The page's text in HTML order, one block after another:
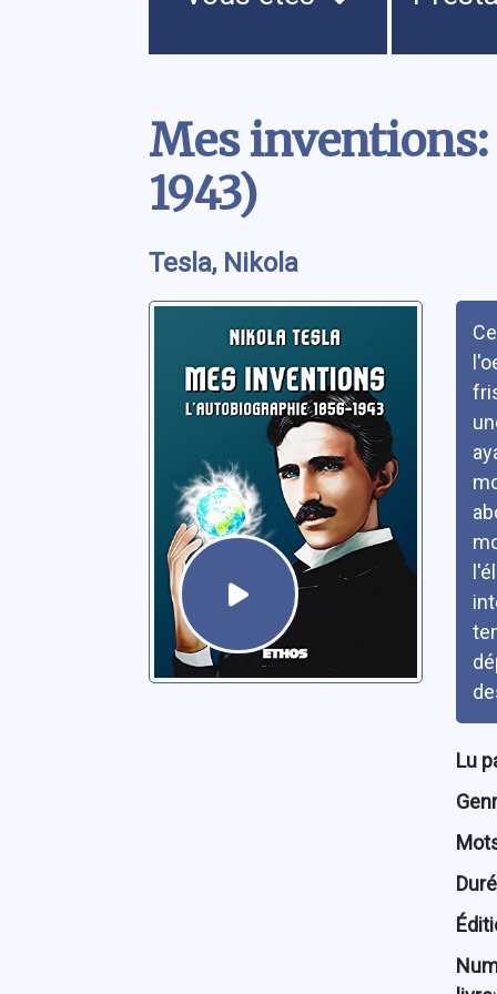
Mes
1943)
Tesla, Nikola
Lu